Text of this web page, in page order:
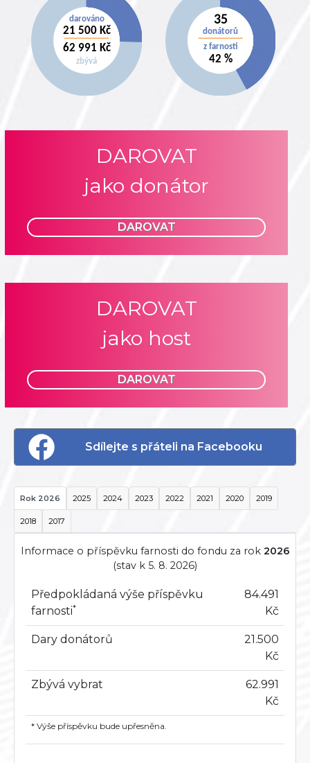
DAROVAT
jako donátor
DAROVAT
DAROVAT
jako host
DAROVAT
Sdílejte s přáteli na Facebooku
Rok 2026 2025 2024 2023 2022 2021 2020 2019
2018 2017
Informace o příspěvku farnosti do fondu za rok 2026
(stav k 5. 8. 2026)
Předpokládaná výše příspěvku
farnosti*
84.491
Kč
Dary donátorů
21.500
Kč
Zbývá vybrat
62.991
Kč
* Výše příspěvku bude upřesněna.